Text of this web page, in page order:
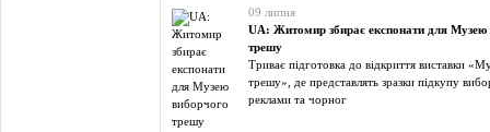
09 липня
UA: Житомир збирає експонати для Музею
трешу
Триває підготовка до відкриття виставки
трешу», де представлять зразки підкупу
реклами та чорног